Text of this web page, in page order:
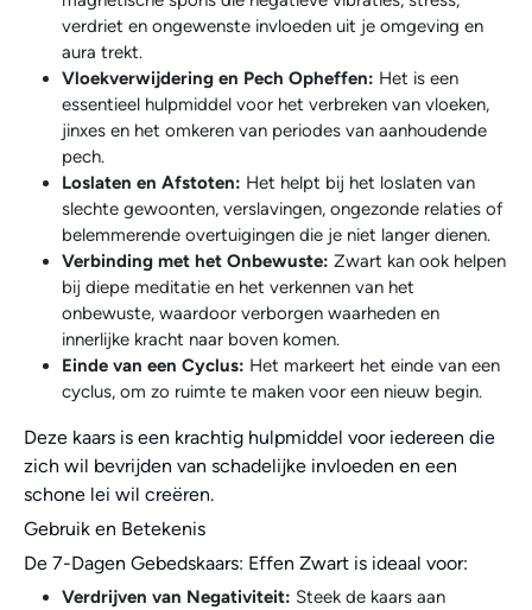
verdriet en ongewenste invloeden uit je omgeving en
aura trekt.
Vloekverwijdering en Pech Opheffen: Het is een
essentieel hulpmiddel voor het verbreken van vloeken,
jinxes en het omkeren van periodes van aanhoudende
pech.
Loslaten en Afstoten: Het helpt bij het loslaten van
slechte gewoonten, verslavingen, ongezonde relaties of
belemmerende overtuigingen die je niet langer dienen.
Verbinding met het Onbewuste: Zwart kan ook helpen
bij diepe meditatie en het verkennen van het
onbewuste, waardoor verborgen waarheden en
innerlijke kracht naar boven komen.
Einde van een Cyclus: Het markeert het einde van een
cyclus, om zo ruimte te maken voor een nieuw begin.
Deze kaars is een krachtig hulpmiddel voor iedereen die
zich wil bevrijden van schadelijke invloeden en een
schone lei wil creëren.
Gebruik en Betekenis
De 7-Dagen Gebedskaars: Effen Zwart is ideaal voor:
Verdrijven van Negativiteit: Steek de kaars aan